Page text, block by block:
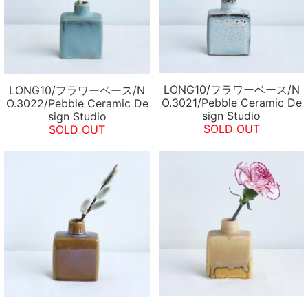
LONG10/フラワーベース/N
O.3022/Pebble Ceramic De
sign Studio
SOLD OUT
LONG10/フラワーベース/N
O.3021/Pebble Ceramic De
sign Studio
SOLD OUT